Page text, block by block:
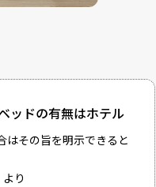
ッドの有無はホテル
はその旨を明示できると
より